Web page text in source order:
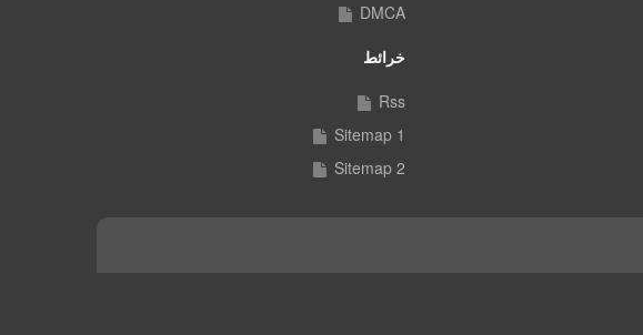
DMCA
خرائط
Rss
Sitemap 1
Sitemap 2